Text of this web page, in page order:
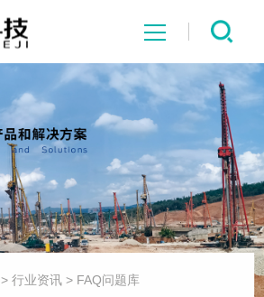
网站首页
系统中心
解决方案
项目案例
>行业资讯 > FAQ问题库